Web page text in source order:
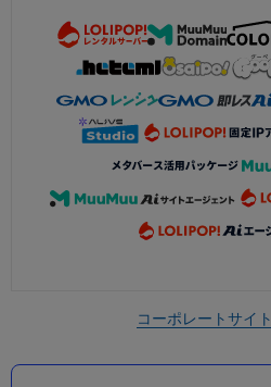
コーポレートサイト